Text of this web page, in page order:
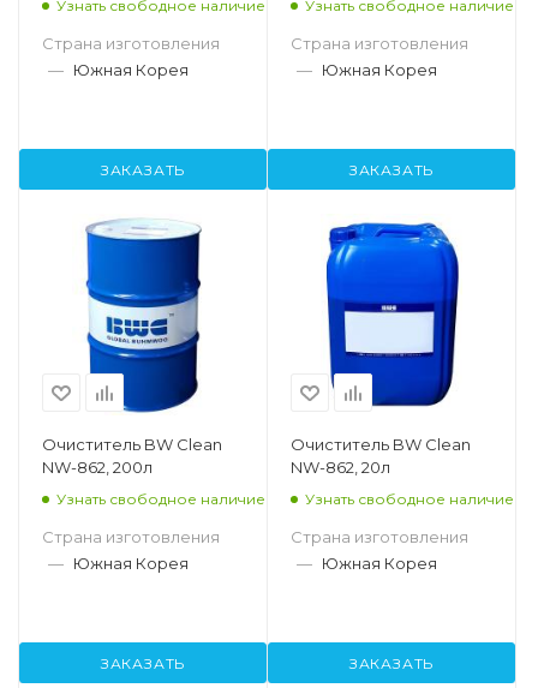
Узнать свободное наличие
Страна изготовления
— Южная Корея
ЗАКАЗАТЬ
Узнать свободное наличие
Страна изготовления
— Южная Корея
ЗАКАЗАТЬ
Очиститель BW Clean
NW-862, 200л
Узнать свободное наличие
Страна изготовления
— Южная Корея
ЗАКАЗАТЬ
Очиститель BW Clean
NW-862, 20л
Узнать свободное наличие
Страна изготовления
— Южная Корея
ЗАКАЗАТЬ